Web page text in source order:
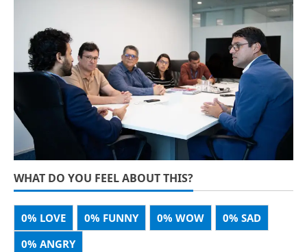
WHAT DO YOU FEEL ABOUT THIS?
0% LOVE 0% FUNNY 0% WOW 0% SAD
0% ANGRY